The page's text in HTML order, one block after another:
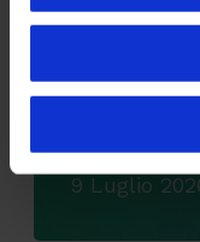
Tracking pixel
9 Luglio